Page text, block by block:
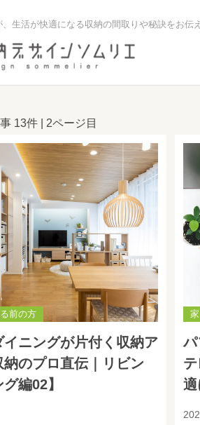
生活が快適になる収納の間取りや秘訣をお伝
13件 | 2ページ目
前の方
イニングが片付く収納ア
のプロ直伝｜リビン
編02】
パ